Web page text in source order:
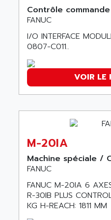
SMC500
SMC200 / 500
PLC-5
SYSMAC
SERVO MOTOR
PERMANENT
BPH
BSM SERIE
SIMODRIVE 210
SIMODRIVE 610
SIMODRIVE 650
SIMOREG
SINUMERIK 800
ACI
ACIM JOUANIN
ACINDUCTO
ACKSYS
ACOMEL
ACOPIAN
ACQUIDUC
ACROMAG
ACS
ACS MOTION
ACT KERN
Contrôle commande
FANUC
I/O INTERFACE
0807-C011..
VOIR LE
M-20IA
Machine spéciale /
FANUC
FANUC M-20IA 6
R-30IB PLUS
KG H-REACH: 1811 MM